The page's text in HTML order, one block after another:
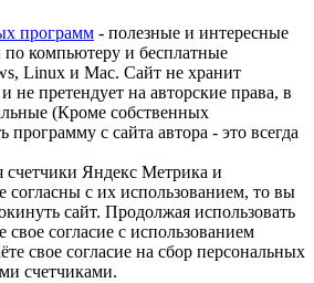
программ - полезные и интересные
по компьютеру и бесплатные
Linux и Mac. Сайт не хранит
не претендует на авторские права, в
(Кроме собственных
программу с сайта автора - это всегда
счетчики Яндекс Метрика и
с их использованием, то вы
сайт. Продолжая использовать
свое согласие с использованием
свое согласие на сбор персональных
счетчиками.